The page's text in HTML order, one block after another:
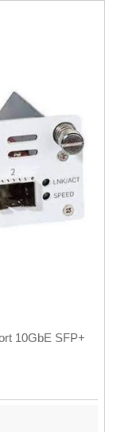
10GbE SFP+